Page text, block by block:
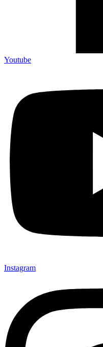
Youtube
Instagram